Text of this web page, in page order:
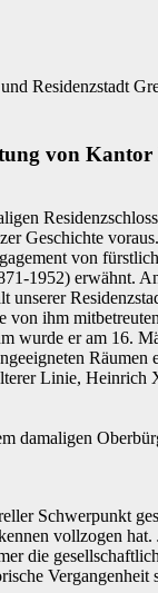
Residenzstadt
von
Geschichte
von
1952) erwähnt.
ihm
wurde er am 16.
Räumen
Linie,
Schwerpunkt
vollzogen
die